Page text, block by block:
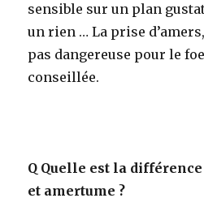
sensible sur un plan
un rien … La prise
pas dangereuse pour le
conseillée.
Q Quelle est la
et amertume ?